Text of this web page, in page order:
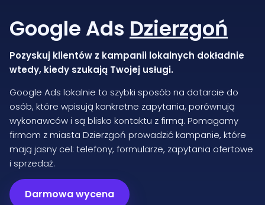
Google Ads Dzierzgoń
Pozyskuj klientów z kampanii lokalnych dokładnie
wtedy, kiedy szukają Twojej usługi.
Google Ads lokalnie to szybki sposób na dotarcie do
osób, które wpisują konkretne zapytania, porównują
wykonawców i są blisko kontaktu z firmą. Pomagamy
firmom z miasta Dzierzgoń prowadzić kampanie, które
mają jasny cel: telefony, formularze, zapytania ofertowe
i sprzedaż.
Darmowa wycena